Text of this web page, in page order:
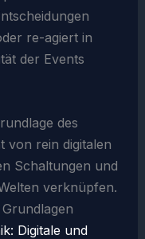
re-agiert in
der Events
des
von rein digitalen
Schaltungen und
verknüpfen.
Digitale und